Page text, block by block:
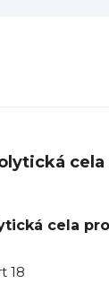
cela
cela
18